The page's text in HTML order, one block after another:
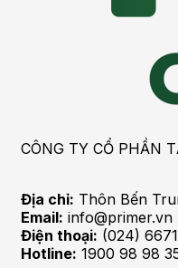
CÔNG TY CỔ PHẦN
Địa chỉ: Thôn Bến
Email: info@primer.vn
Điện thoại: (024)
Hotline: 1900 98 98